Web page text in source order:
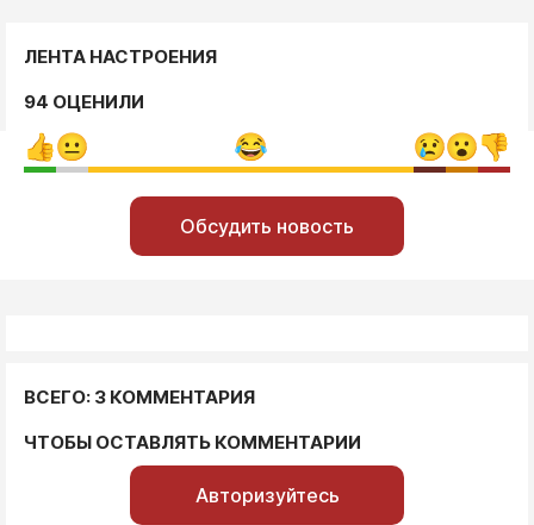
ЛЕНТА НАСТРОЕНИЯ
94 ОЦЕНИЛИ
Обсудить новость
ВСЕГО: 3 КОММЕНТАРИЯ
ЧТОБЫ ОСТАВЛЯТЬ КОММЕНТАРИИ
Авторизуйтесь